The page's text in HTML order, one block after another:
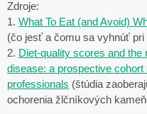
Zdroje:
1. What To Eat (and Avoid)
(čo jesť a čomu sa vyhnúť
2. Diet-quality scores and
disease: a prospective
professionals (štúdia
ochorenia žlčníkových